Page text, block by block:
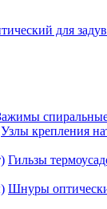
для
Узлы крепления
Гильзы
Шнуры